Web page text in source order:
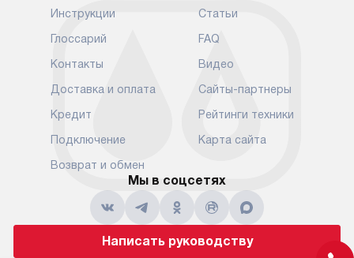
оформлении заказа.
В установленный день наша
к вашей двери или до прихожей.
Если вам необходимо
переместить прибор к месту его
установки, пожалуйста,
предварительно обсудите это
с нашим менеджером. Эта
подлежит оплате. Важно
помнить, что если размеры
прибора не позволяют его
В
Инструкции
Глоссарий
Контакты
Доставка и оплата
Кредит
Подключение
Возврат и обмен
Статьи
FAQ
Видео
Сайты-партнеры
Рейтинги техники
Карта сайта
Мы в соцсетях
Написать руководству